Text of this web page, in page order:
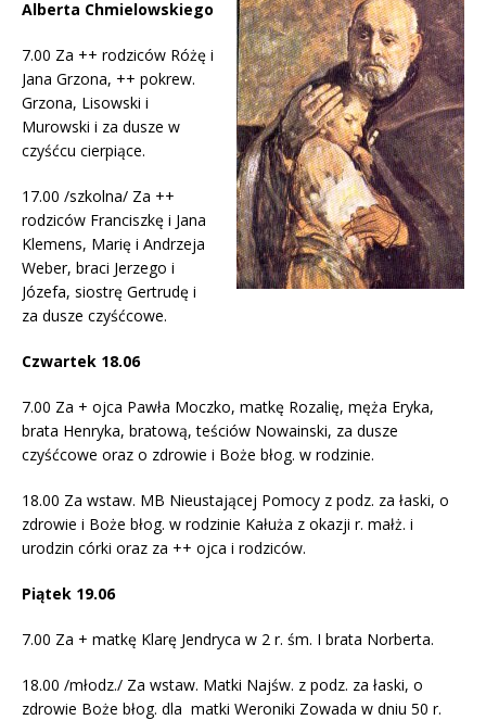
Alberta Chmielowskiego
7.00 Za ++ rodziców Różę i
Jana Grzona, ++ pokrew.
Grzona, Lisowski i
Murowski i za dusze w
czyśćcu cierpiące.
17.00 /szkolna/ Za ++
rodziców Franciszkę i Jana
Klemens, Marię i Andrzeja
Weber, braci Jerzego i
Józefa, siostrę Gertrudę i
za dusze czyśćcowe.
Czwartek 18.06
7.00 Za + ojca Pawła Moczko, matkę Rozalię, męża Eryka,
brata Henryka, bratową, teściów Nowainski, za dusze
czyśćcowe oraz o zdrowie i Boże błog. w rodzinie.
18.00 Za wstaw. MB Nieustającej Pomocy z podz. za łaski, o
zdrowie i Boże błog. w rodzinie Kałuża z okazji r. małż. i
urodzin córki oraz za ++ ojca i rodziców.
Piątek 19.06
7.00 Za + matkę Klarę Jendryca w 2 r. śm. I brata Norberta.
18.00 /młodz./ Za wstaw. Matki Najśw. z podz. za łaski, o
zdrowie Boże błog. dla matki Weroniki Zowada w dniu 50 r.